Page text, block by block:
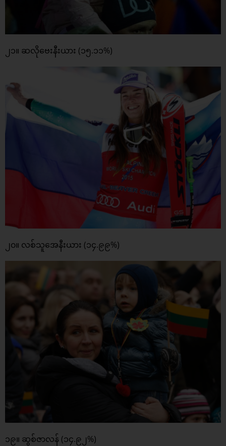
၂၁။ ဆလိုဗေးနီးယား (၁၅.၁၁%)
၂၀။ လစ်သူအေနီးယား (၁၄.၉၉%)
၁၉။ ဆွစ်ဇာလန် (၁၄.၉၂%)